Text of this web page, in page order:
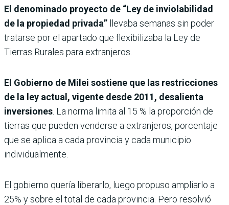
El denominado proyecto de “Ley de inviolabilidad
de la propiedad privada” llevaba semanas sin poder
tratarse por el apartado que flexibilizaba la Ley de
Tierras Rurales para extranjeros.
El Gobierno de Milei sostiene que las restricciones
de la ley actual, vigente desde 2011, desalienta
inversiones . La norma limita al 15 % la proporción de
tierras que pueden venderse a extranjeros, porcentaje
que se aplica a cada provincia y cada municipio
individualmente.
El gobierno quería liberarlo, luego propuso ampliarlo a
25% y sobre el total de cada provincia. Pero resolvió